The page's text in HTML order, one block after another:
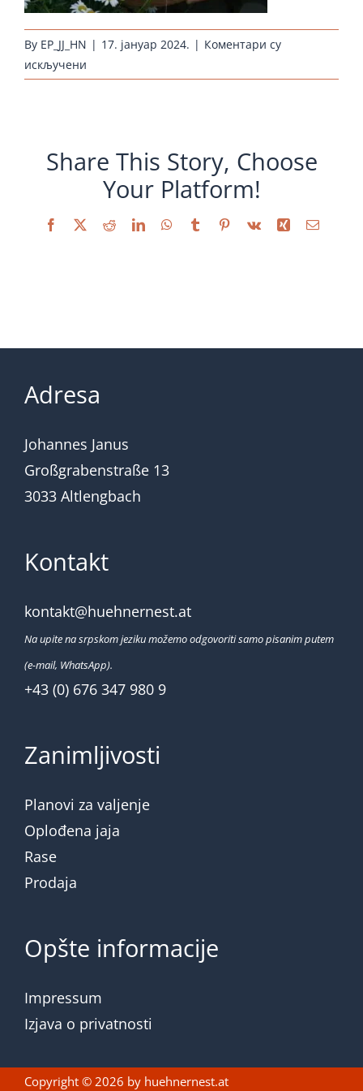
By EP_JJ_HN | 17. јануар 2024. | Коментари су
искључени
huehnernest-
Share This Story, Choose
Your Platform!
Facebook
X RedditLinkedInWhatsApp
TumblrPinterest
Vk Xing Email
Adresa
Johannes Janus
Großgrabenstraße 13
3033 Altlengbach
Kontakt
kontakt@huehnernest.at
Na upite na srpskom jeziku možemo odgovoriti samo pisanim putem
(e-mail, WhatsApp).
+43 (0) 676 347 980 9
Zanimljivosti
Planovi za valjenje
Oplođena jaja
Rase
Prodaja
Opšte informacije
Impressum
Izjava o privatnosti
Copyright © 2026 by huehnernest.at